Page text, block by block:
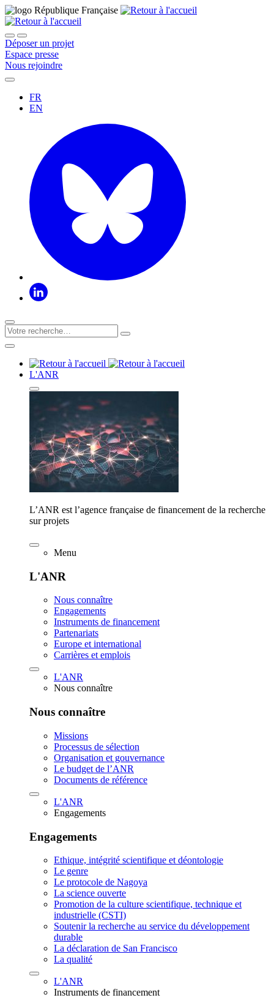
Déposer un projet
Espace presse
Nous rejoindre
FR
EN
L'ANR
L’ANR est l’agence française de financement de la recherche
sur projets
Menu
L'ANR
Nous connaître
Engagements
Instruments de financement
Partenariats
Europe et international
Carrières et emplois
L'ANR
Nous connaître
Nous connaître
Missions
Processus de sélection
Organisation et gouvernance
Le budget de l’ANR
Documents de référence
L'ANR
Engagements
Engagements
Ethique, intégrité scientifique et déontologie
Le genre
Le protocole de Nagoya
La science ouverte
Promotion de la culture scientifique, technique et
industrielle (CSTI)
Soutenir la recherche au service du développement
durable
La déclaration de San Francisco
La qualité
L'ANR
Instruments de financement